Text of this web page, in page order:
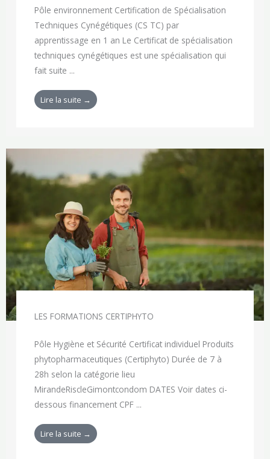
Pôle environnement Certification de Spécialisation
Techniques Cynégétiques (CS TC) par
apprentissage en 1 an Le Certificat de spécialisation
techniques cynégétiques est une spécialisation qui
fait suite ...
Lire la suite →
LES FORMATIONS CERTIPHYTO
Pôle Hygiène et Sécurité Certificat individuel Produits
phytopharmaceutiques (Certiphyto) Durée de 7 à
28h selon la catégorie lieu
MirandeRiscleGimontcondom DATES Voir dates ci-
dessous financement CPF ...
Lire la suite →